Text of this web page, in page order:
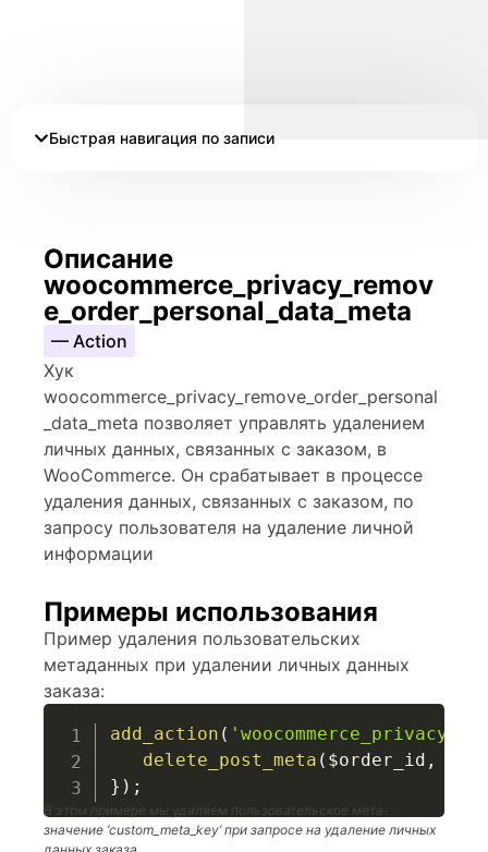
Быстрая навигация по записи
Описание
woocommerce_privacy_remov
e_order_personal_data_meta
— Action
Хук
woocommerce_privacy_remove_order_personal
_data_meta позволяет управлять удалением
личных данных, связанных с заказом, в
WooCommerce. Он срабатывает в процессе
удаления данных, связанных с заказом, по
запросу пользователя на удаление личной
информации
Примеры использования
Пример удаления пользовательских
метаданных при удалении личных данных
заказа:
add_action (
delete_post_meta ( $order_id ,
} ) ;
В этом примере мы удаляем пользовательское мета-
значение ‘custom_meta_key’ при запросе на удаление личных